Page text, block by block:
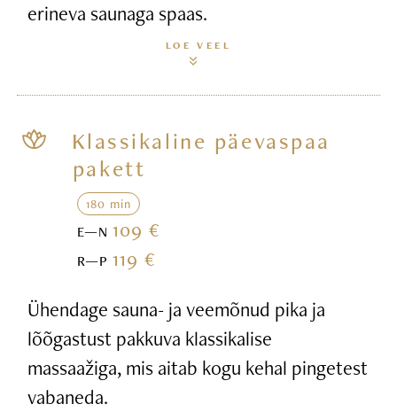
erineva saunaga spaas.
LOE VEEL
Klassikaline päevaspaa
pakett
180 min
E—N109 €
R—P119 €
Ühendage sauna- ja veemõnud pika ja
lõõgastust pakkuva klassikalise
massaažiga, mis aitab kogu kehal pingetest
vabaneda.